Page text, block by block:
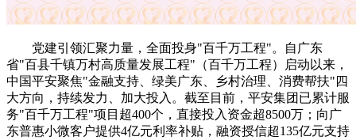
党建引领汇聚力量，全面投身"百千万工程"。自广东
省"百县千镇万村高质量发展工程"（百千万工程）启动以来，
中国平安聚焦"金融支持、绿美广东、乡村治理、消费帮扶"四
大方向，持续发力、加大投入。截至目前，平安集团已累计服
务"百千万工程"项目超400个，直接投入资金超8500万；向广
东普惠小微客户提供4亿元利率补贴，融资授信超135亿元支持